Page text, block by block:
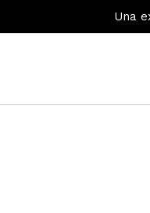
Una